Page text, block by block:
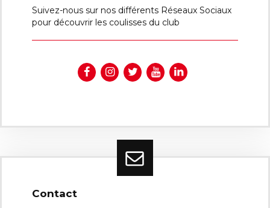
Suivez-nous sur nos différents Réseaux Sociaux
pour découvrir les coulisses du club
Contact